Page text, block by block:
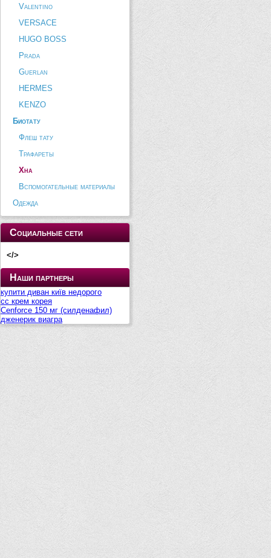
Valentino
VERSACE
HUGO BOSS
Prada
Guerlan
HERMES
KENZO
Биотату
Флеш тату
Трафареты
Хна
Вспомогательные материалы
Одежда
Социальные сети
</>
Наши партнеры
купити диван київ недорого
сс крем корея
Cenforce 150 мг (силденафил)
дженерик виагра